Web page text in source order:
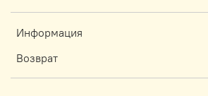
Информация
Возврат